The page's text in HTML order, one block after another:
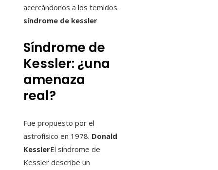
acercándonos a los temidos.
síndrome de kessler.
Síndrome de
Kessler: ¿una
amenaza
real?
Fue propuesto por el
astrofísico en 1978. Donald
KesslerEl síndrome de
Kessler describe un